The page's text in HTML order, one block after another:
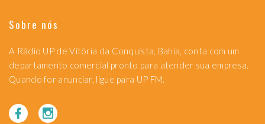
Sobre nós
A Rádio UP de Vitória da Conquista, Bahia, conta com um
departamento comercial pronto para atender sua empresa.
Quando for anunciar, ligue para UP FM.